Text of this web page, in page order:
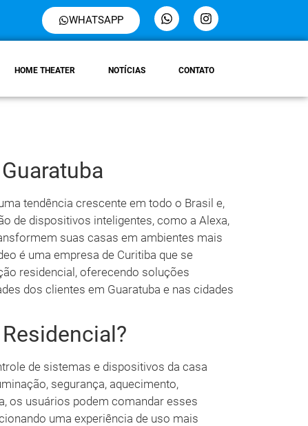
WHATSAPP
HOME THEATER NOTÍCIAS CONTATO
tendência crescente em todo o Brasil e,
de dispositivos inteligentes, como a Alexa,
suas casas em ambientes mais
é uma empresa de Curitiba que se
residencial, oferecendo soluções
dos clientes em Guaratuba e nas cidades
de sistemas e dispositivos da casa
segurança, aquecimento,
os usuários podem comandar esses
uma experiência de uso mais